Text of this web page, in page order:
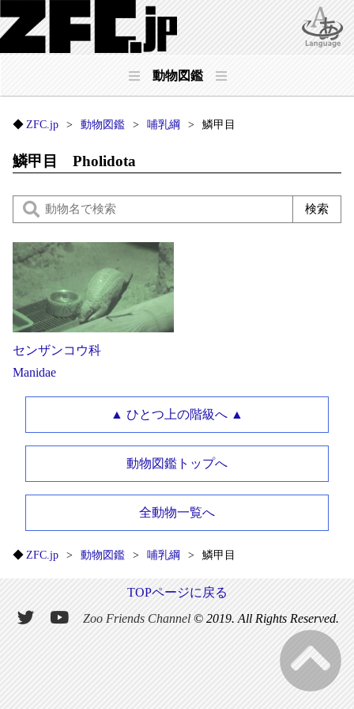
動物図鑑
ZFC.jp 動物図鑑 哺乳綱 鱗甲目
鱗甲目 Pholidota
センザンコウ科
Manidae
▲ ひとつ上の階級へ ▲
動物図鑑トップへ
全動物一覧へ
ZFC.jp 動物図鑑 哺乳綱 鱗甲目
TOPページに戻る
Zoo Friends Channel© 2019. All Rights Reserved.